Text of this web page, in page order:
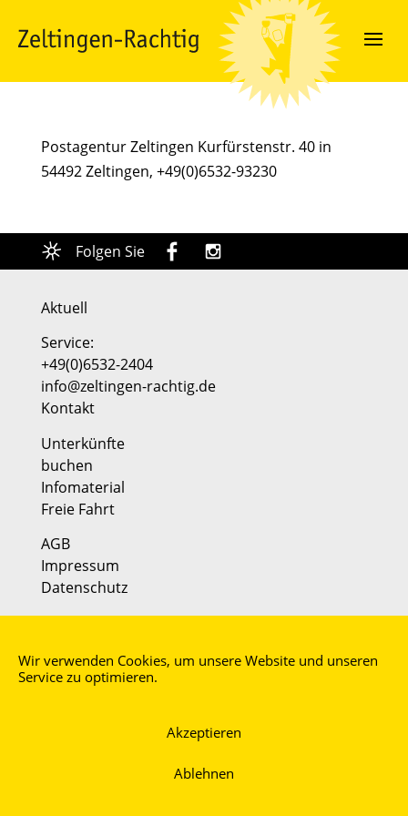
Wir verwenden Cookies, um unsere Website und unseren
Service zu optimieren.
Akzeptieren
Ablehnen
Postagentur Zeltingen Kurfürstenstr. 40 in
54492 Zeltingen, +49(0)6532-93230
Folgen Sie
Aktuell
Service:
+49(0)6532-2404
info@zeltingen-rachtig.de
Kontakt
Unterkünfte
buchen
Infomaterial
Freie Fahrt
AGB
Impressum
Datenschutz
Partner:
moselmusikfestival